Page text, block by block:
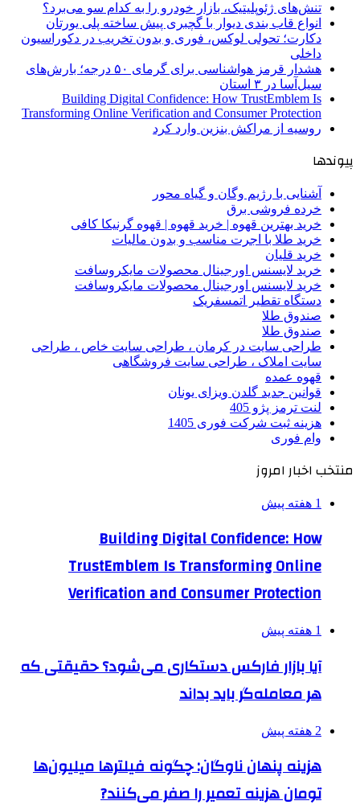
تنش‌های ژئوپلیتیک، بازار خودرو را به کدام سو می‌برد؟
انواع قاب بندی دیوار با گچبری پیش ساخته پلی یورتان
دکارت؛ تحولی لوکس، فوری و بدون تخریب در دکوراسیون
داخلی
هشدار قرمز هواشناسی برای گرمای ۵۰ درجه؛ بارش‌های
سیل‌آسا در ۳ استان
Building Digital Confidence: How TrustEmblem Is
Transforming Online Verification and Consumer Protection
روسیه از مراکش بنزین وارد کرد
پیوندها
آشنایی با رژیم وگان و گیاه محور
خرده فروشی برق
خرید بهترین قهوه | خرید قهوه | قهوه گرنیکا کافی
خرید طلا با اجرت مناسب و بدون مالیات
خرید قلیان
خرید لایسنس اورجینال محصولات مایکروسافت
خرید لایسنس اورجینال محصولات مایکروسافت
دستگاه تقطیر اتمسفریک
صندوق طلا
صندوق طلا
طراحی سایت در کرمان ، طراحی سایت خاص ، طراحی
سایت املاک ، طراحی سایت فروشگاهی
قهوه عمده
قوانین جدید گلدن ویزای یونان
لنت ترمز پژو 405
هزینه ثبت شرکت فوری 1405
وام فوری
منتخب اخبار امروز
1 هفته پیش
Building Digital Confidence: How
TrustEmblem Is Transforming Online
Verification and Consumer Protection
1 هفته پیش
آیا بازار فارکس دستکاری می‌شود؟ حقیقتی که
هر معامله‌گر باید بداند
2 هفته پیش
هزینه پنهان ناوگان: چگونه فیلترها میلیون‌ها
تومان هزینه تعمیر را صفر می‌کنند?